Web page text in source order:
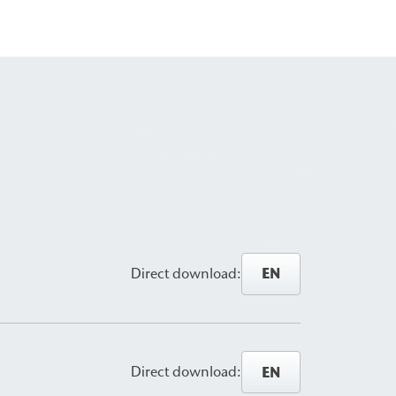
Direct download: EN
Direct download: EN